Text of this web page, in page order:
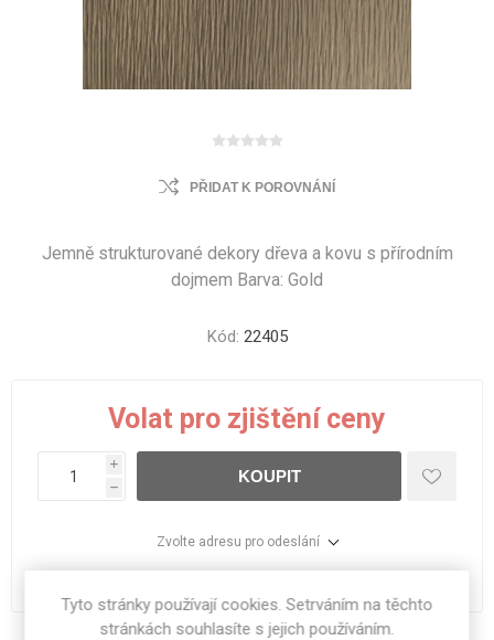
PŘIDAT K POROVNÁNÍ
Jemně strukturované dekory dřeva a kovu s přírodním
dojmem Barva: Gold
Kód: 22405
Volat pro zjištění ceny
i
h
KOUPIT
Zvolte adresu pro odeslání
Tyto stránky používají cookies. Setrváním na těchto
stránkách souhlasíte s jejich používáním.